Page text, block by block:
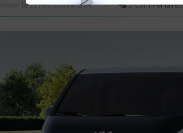
le 21 Fév 2025 à 11:44 0 commentaires